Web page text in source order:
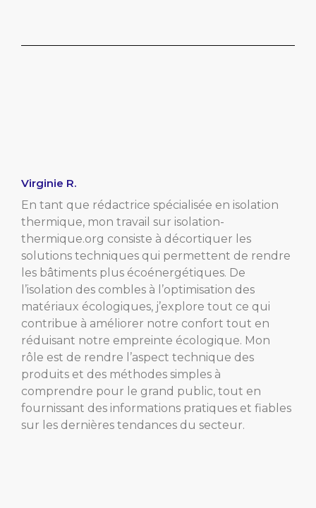
Virginie R.
En tant que rédactrice spécialisée en isolation
thermique, mon travail sur isolation-
thermique.org consiste à décortiquer les
solutions techniques qui permettent de rendre
les bâtiments plus écoénergétiques. De
l’isolation des combles à l’optimisation des
matériaux écologiques, j’explore tout ce qui
contribue à améliorer notre confort tout en
réduisant notre empreinte écologique. Mon
rôle est de rendre l’aspect technique des
produits et des méthodes simples à
comprendre pour le grand public, tout en
fournissant des informations pratiques et fiables
sur les dernières tendances du secteur.